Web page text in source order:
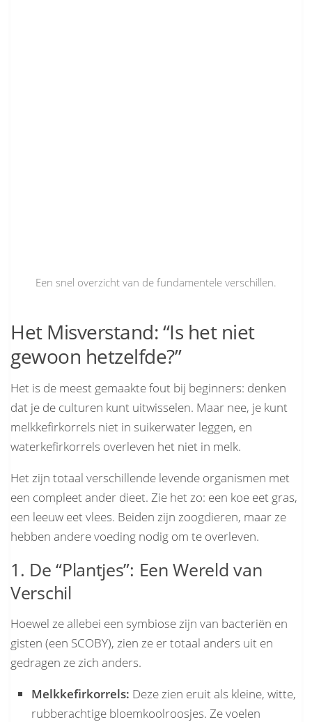
Een snel overzicht van de fundamentele verschillen.
Het Misverstand: “Is het niet
gewoon hetzelfde?”
Het is de meest gemaakte fout bij beginners: denken
dat je de culturen kunt uitwisselen. Maar nee, je kunt
melkkefirkorrels niet in suikerwater leggen, en
waterkefirkorrels overleven het niet in melk.
Het zijn totaal verschillende levende organismen met
een compleet ander dieet. Zie het zo: een koe eet gras,
een leeuw eet vlees. Beiden zijn zoogdieren, maar ze
hebben andere voeding nodig om te overleven.
1. De “Plantjes”: Een Wereld van
Verschil
Hoewel ze allebei een symbiose zijn van bacteriën en
gisten (een SCOBY), zien ze er totaal anders uit en
gedragen ze zich anders.
Melkkefirkorrels: Deze zien eruit als kleine, witte,
rubberachtige bloemkoolroosjes. Ze voelen